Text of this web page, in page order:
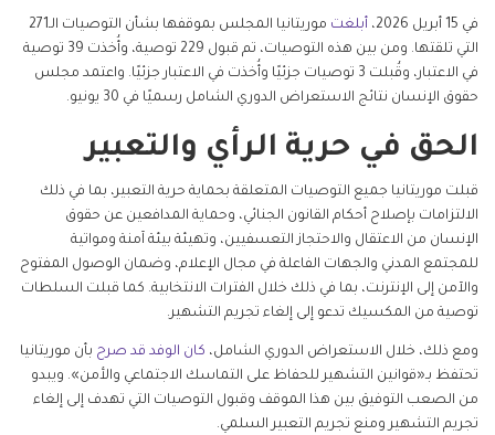
في 15 أبريل 2026، أبلغت
موريتانيا المجلس بموقفها بشأن التوصيات الـ271
التي تلقتها. ومن بين هذه التوصيات، تم قبول 229 توصية، وأُخذت 39 توصية
في الاعتبار، وقُبلت 3 توصيات جزئيًا وأُخذت في الاعتبار جزئيًا. واعتمد مجلس
حقوق الإنسان نتائج الاستعراض الدوري الشامل رسميًا في 30 يونيو.
الحق في حرية الرأي والتعبير
قبلت موريتانيا جميع التوصيات المتعلقة بحماية حرية التعبير، بما في ذلك
الالتزامات بإصلاح أحكام القانون الجنائي، وحماية المدافعين عن حقوق
الإنسان من الاعتقال والاحتجاز التعسفيين، وتهيئة بيئة آمنة ومواتية
للمجتمع المدني والجهات الفاعلة في مجال الإعلام، وضمان الوصول المفتوح
والآمن إلى الإنترنت، بما في ذلك خلال الفترات الانتخابية. كما قبلت السلطات
توصية من المكسيك تدعو إلى إلغاء تجريم التشهير.
ومع ذلك، خلال الاستعراض الدوري الشامل، كان الوفد قد صرح بأن موريتانيا
تحتفظ بـ«قوانين التشهير للحفاظ على التماسك الاجتماعي والأمن». ويبدو
من الصعب التوفيق بين هذا الموقف وقبول التوصيات التي تهدف إلى إلغاء
تجريم التشهير ومنع تجريم التعبير السلمي.